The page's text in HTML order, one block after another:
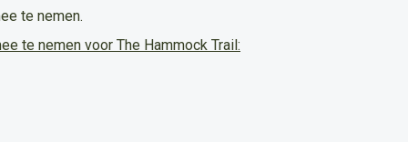
te nemen.
te nemen voor The Hammock Trail: